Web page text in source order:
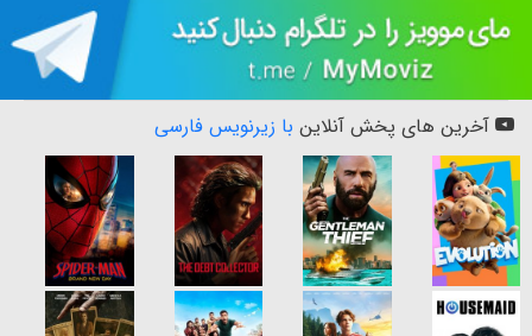
آخرین های پخش آنلاین با زیرنویس فارسی